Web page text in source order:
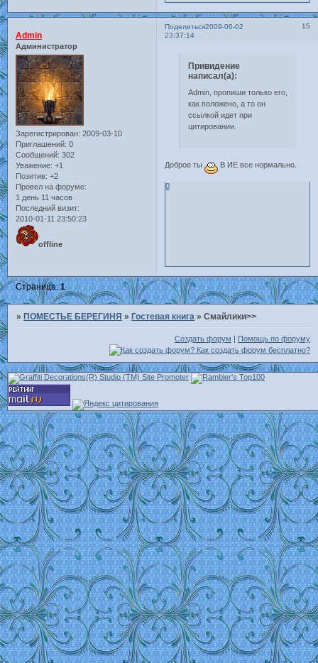
Поделиться 15
2009-06-02
23:37:14
Admin
Администратор
Зарегистрирован: 2009-03-10
Приглашений: 0
Сообщений: 302
Уважение: +1
Позитив: +2
Провел на форуме:
1 день 11 часов
Последний визит:
2010-01-11 23:50:23
offline
Привидение
написал(а):
Admin, пропиши только его,
как положено, а то он
ссылкой идет при
цитировании.
Доброе ты В ИЕ все нормально.
0
Страница:1
»ПОМЕСТЬЕ БЕРЕГИНЯ »Гостевая книга »Смайлики>>
Создать форум Помощь по форуму